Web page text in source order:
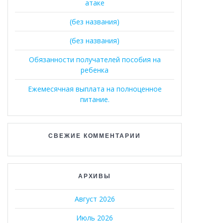
атаке
(без названия)
(без названия)
Обязанности получателей пособия на
ребенка
Ежемесячная выплата на полноценное
питание.
СВЕЖИЕ КОММЕНТАРИИ
АРХИВЫ
Август 2026
Июль 2026